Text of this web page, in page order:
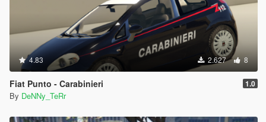
4.83 2.627 8
Fiat Punto - Carabinieri 1.0
By DeNNy_TeRr